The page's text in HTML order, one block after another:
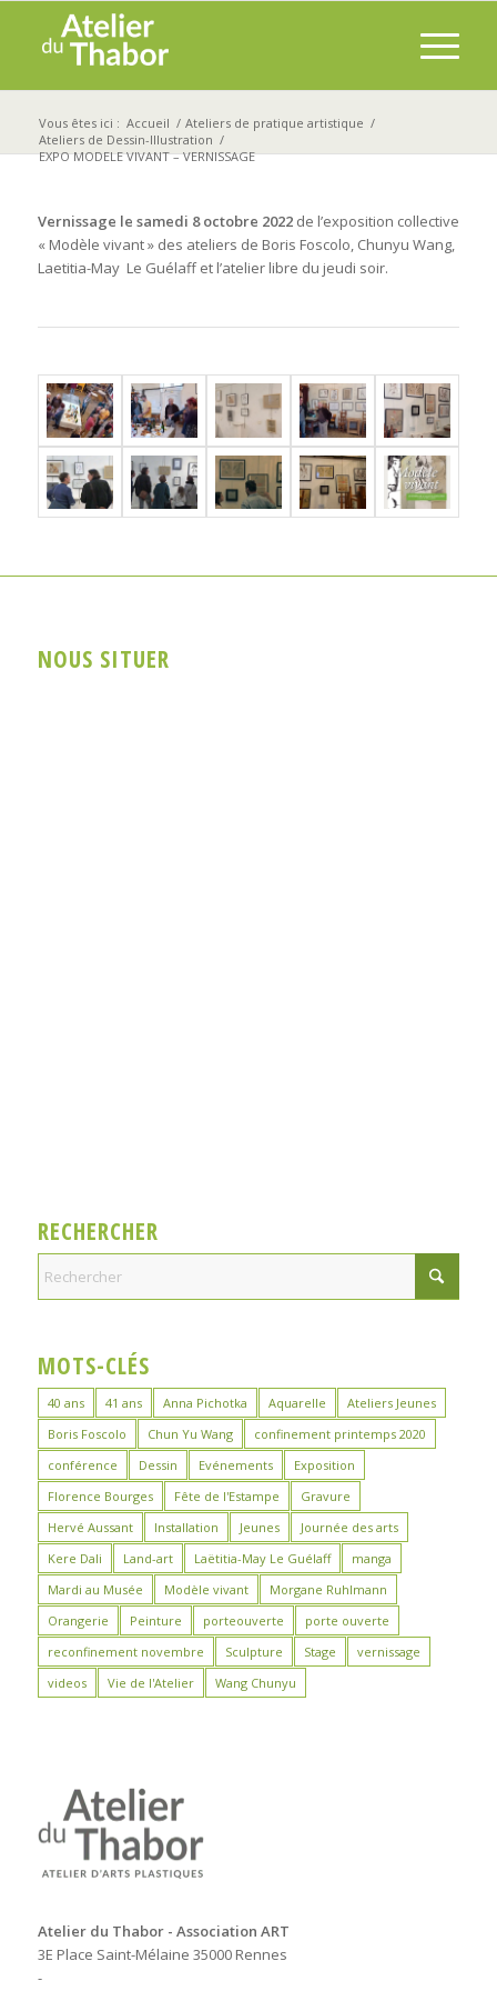
Vous êtes ici : Accueil / Ateliers de pratique artistique /
Ateliers de Dessin-Illustration /
EXPO MODELE VIVANT – VERNISSAGE
Vernissage le samedi 8 octobre 2022de l’exposition collective
« Modèle vivant » des ateliers de Boris Foscolo, Chunyu Wang,
Laetitia-May Le Guélaff et l’atelier libre du jeudi soir.
NOUS SITUER
RECHERCHER
MOTS-CLÉS
40 ans 41 ans Anna Pichotka Aquarelle
Ateliers Jeunes
Boris Foscolo
Chun Yu Wang
confinement printemps 2020
conférence
Dessin Evénements
Exposition
Florence Bourges
Fête de l'Estampe
Gravure
Hervé Aussant
Installation Jeunes
Journée des arts
Kere Dali
Land-art Laëtitia-May Le Guélaff
manga
Mardi au Musée
Modèle vivant
Morgane Ruhlmann
Orangerie
Peinture porteouverte
porte ouverte
reconfinement novembre
Sculpture Stage
vernissage
videos
Vie de l'Atelier Wang Chunyu
Atelier du Thabor - Association ART
3E Place Saint-Mélaine 35000 Rennes
-